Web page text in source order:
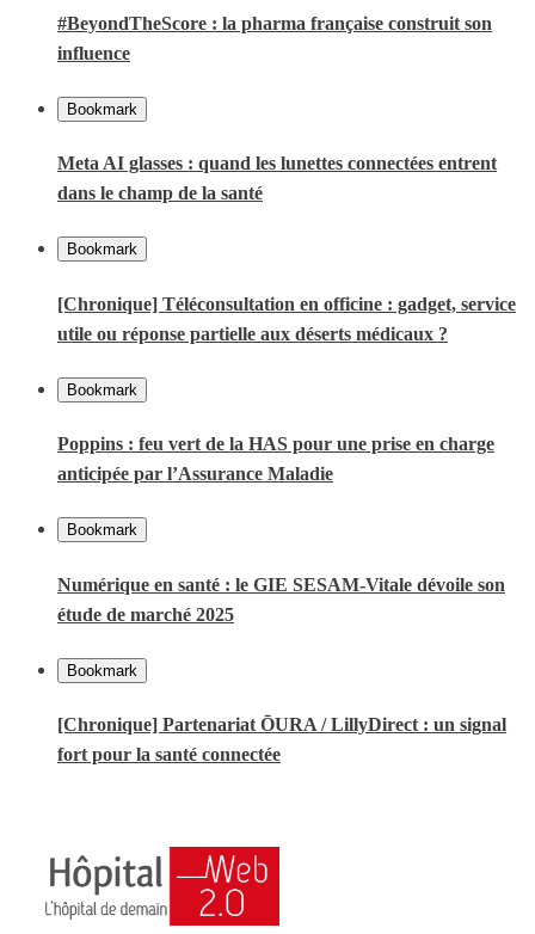
#BeyondTheScore : la pharma française construit son
influence
Bookmark
Meta AI glasses : quand les lunettes connectées entrent
dans le champ de la santé
Bookmark
[Chronique] Téléconsultation en officine : gadget, service
utile ou réponse partielle aux déserts médicaux ?
Bookmark
Poppins : feu vert de la HAS pour une prise en charge
anticipée par l’Assurance Maladie
Bookmark
Numérique en santé : le GIE SESAM-Vitale dévoile son
étude de marché 2025
Bookmark
[Chronique] Partenariat ŌURA / LillyDirect : un signal
fort pour la santé connectée